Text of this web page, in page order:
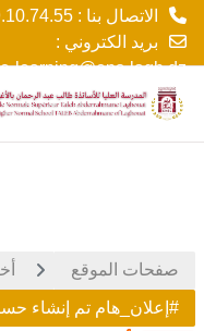
الاتصال بنا : 029.10.74.55
بريد الكتروني :
e-learning@ens-lagh.dz
صفحات الموقع
#إعلان_هام تم إنشاء حسابات طلبة